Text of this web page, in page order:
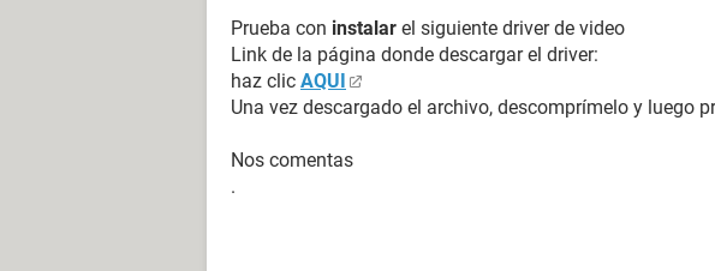
Prueba con instalar el siguiente driver de video
Link de la página donde descargar el driver:
haz clic AQUI
Una vez descargado el archivo, descomprímelo y luego
Nos comentas
.